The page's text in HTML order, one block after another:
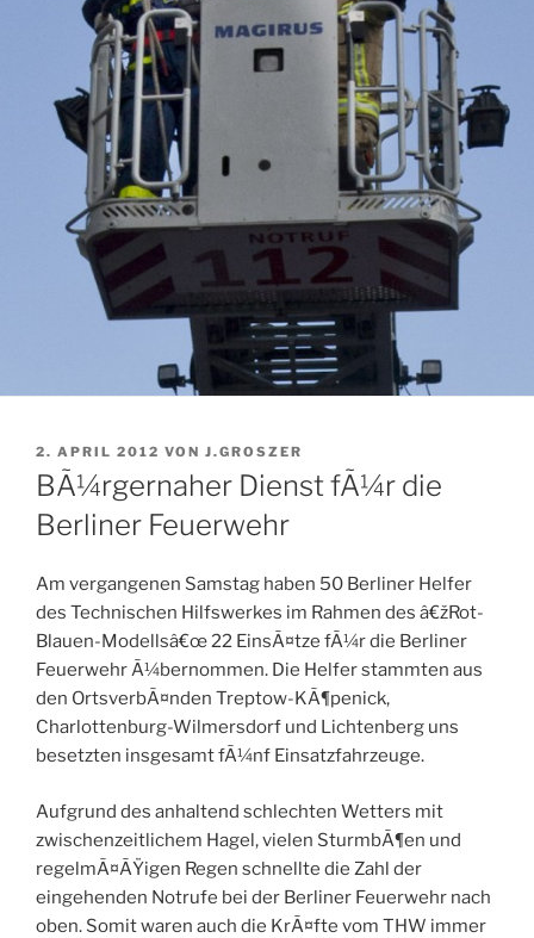
VERÖFFENTLICHT
AM
2. APRIL 2012 VON J.GROSZER
BÃ¼rgernaher Dienst fÃ¼r die
Berliner Feuerwehr
Am vergangenen Samstag haben 50 Berliner Helfer
des Technischen Hilfswerkes im Rahmen des â€žRot-
Blauen-Modellsâ€œ 22 EinsÃ¤tze fÃ¼r die Berliner
Feuerwehr Ã¼bernommen. Die Helfer stammten aus
den OrtsverbÃ¤nden Treptow-KÃ¶penick,
Charlottenburg-Wilmersdorf und Lichtenberg uns
besetzten insgesamt fÃ¼nf Einsatzfahrzeuge.
Aufgrund des anhaltend schlechten Wetters mit
zwischenzeitlichem Hagel, vielen SturmbÃ¶en und
regelmÃ¤ÃŸigen Regen schnellte die Zahl der
eingehenden Notrufe bei der Berliner Feuerwehr nach
oben. Somit waren auch die KrÃ¤fte vom THW immer